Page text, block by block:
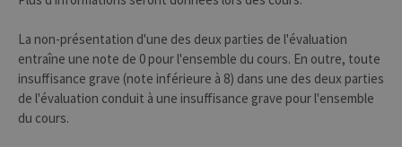
La non-présentation d'une des deux parties de l'évaluation
entraîne une note de 0 pour l'ensemble du cours. En outre, toute
insuffisance grave (note inférieure à 8) dans une des deux parties
de l'évaluation conduit à une insuffisance grave pour l'ensemble
du cours.